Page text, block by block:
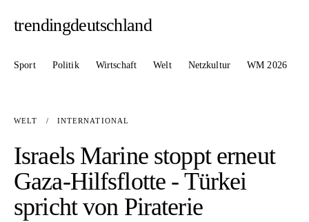
trendingdeutschland
Sport Politik Wirtschaft Welt Netzkultur WM 2026
WELT / INTERNATIONAL
Israels Marine stoppt erneut
Gaza-Hilfsflotte - Türkei
spricht von Piraterie